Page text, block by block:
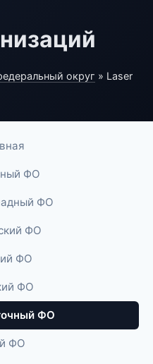
округ » Laser
ФО
ФО
ФО
ФО
ФО
ФО
ФО